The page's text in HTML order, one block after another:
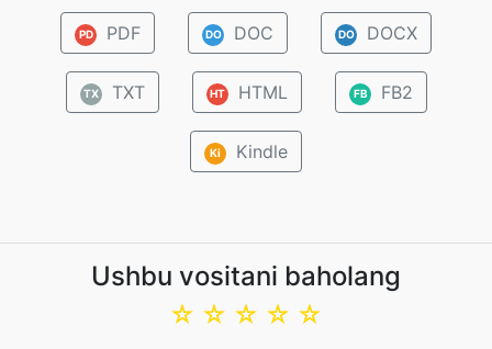
PD PDF DO DOC DO DOCX
TX TXT HT HTML FB FB2
Ki Kindle
Ushbu vositani baholang
☆
☆
☆
☆
☆